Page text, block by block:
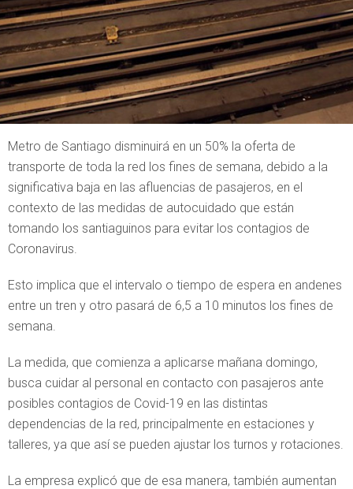
Metro de Santiago disminuirá en un 50% la oferta de
transporte de toda la red los fines de semana, debido a la
significativa baja en las afluencias de pasajeros, en el
contexto de las medidas de autocuidado que están
tomando los santiaguinos para evitar los contagios de
Coronavirus.
Esto implica que el intervalo o tiempo de espera en andenes
entre un tren y otro pasará de 6,5 a 10 minutos los fines de
semana.
La medida, que comienza a aplicarse mañana domingo,
busca cuidar al personal en contacto con pasajeros ante
posibles contagios de Covid-19 en las distintas
dependencias de la red, principalmente en estaciones y
talleres, ya que así se pueden ajustar los turnos y rotaciones.
La empresa explicó que de esa manera, también aumentan